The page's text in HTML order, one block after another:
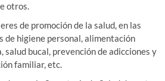
otros.
de promoción de la salud, en las
de higiene personal, alimentación
bucal, prevención de adicciones y
familiar, etc.